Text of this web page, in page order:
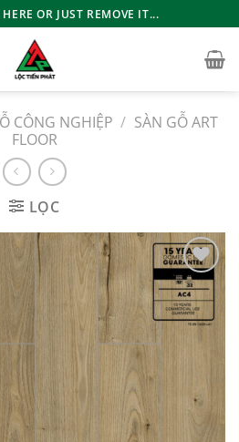
OR JUST REMOVE IT...
CÔNG NGHIỆP / SÀN GỖ ART
FLOOR
LỌC
Add to
wishlist